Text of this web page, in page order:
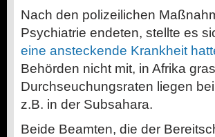
Nach den polizeilichen
Psychiatrie endeten, stellte es
eine ansteckende Krankheit
Behörden nicht mit, in Afrika
Durchseuchungsraten liegen
z.B. in der Subsahara.
Beide Beamten, die der